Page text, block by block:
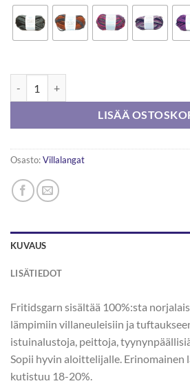
LISÄÄ
Osasto:Villalangat
KUVAUS
LISÄTIEDOT
Fritidsgarn sisältää 100%:sta
lämpimiin villaneuleisiin ja
istuinalustoja, peittoja,
Sopii hyvin aloittelijalle. Erinomainen
kutistuu 18-20%.